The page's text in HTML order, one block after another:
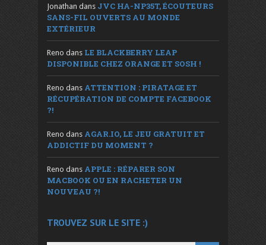
Jonathan dans JVC HA-NP35T, ÉCOUTEURS
SANS-FIL OUVERTS AU MONDE
EXTÉRIEUR
Reno dans LE BLACKBERRY LEAP
DISPONIBLE CHEZ ORANGE ET SOSH !
Reno dans ATTENTION : PIRATAGE ET
RÉCUPÉRATION DE COMPTE FACEBOOK
?!
Reno dans AGAR.IO, LE JEU GRATUIT ET
ADDICTIF DU MOMENT ?
Reno dans APPLE : RÉPARER SON
MACBOOK OU EN RACHETER UN
NOUVEAU ?!
TROUVEZ SUR LE SITE :)